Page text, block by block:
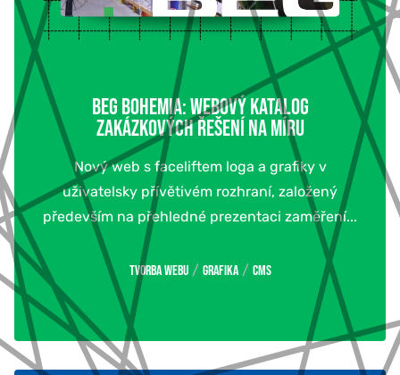
BEG BOHEMIA: WEBOVÝ KATALOG
ZAKÁZKOVÝCH ŘEŠENÍ NA MÍRU
Nový web s faceliftem loga a grafiky v
uživatelsky přívětivém rozhraní, založený
především na přehledné prezentaci zaměření...
Tvorba webu / Grafika / CMS